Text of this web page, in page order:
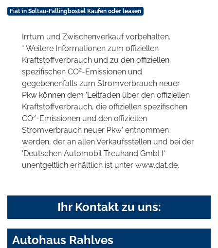
Fiat in Soltau-Fallingbostel Kaufen oder leasen
Irrtum und Zwischenverkauf vorbehalten.
* Weitere Informationen zum offiziellen
Kraftstoffverbrauch und zu den offiziellen
spezifischen CO2-Emissionen und
gegebenenfalls zum Stromverbrauch neuer
Pkw können dem 'Leitfaden über den offiziellen
Kraftstoffverbrauch, die offiziellen spezifischen
CO2-Emissionen und den offiziellen
Stromverbrauch neuer Pkw' entnommen
werden, der an allen Verkaufsstellen und bei der
'Deutschen Automobil Treuhand GmbH'
unentgeltlich erhältlich ist unter www.dat.de.
Ihr Kontakt zu uns:
Autohaus Rahlves